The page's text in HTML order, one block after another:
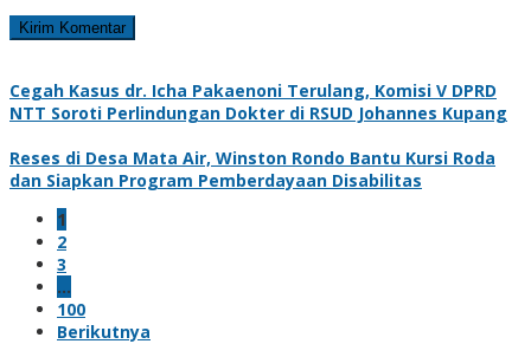
Cegah Kasus dr. Icha Pakaenoni Terulang, Komisi V DPRD
NTT Soroti Perlindungan Dokter di RSUD Johannes Kupang
Reses di Desa Mata Air, Winston Rondo Bantu Kursi Roda
dan Siapkan Program Pemberdayaan Disabilitas
1
2
3
…
100
Berikutnya